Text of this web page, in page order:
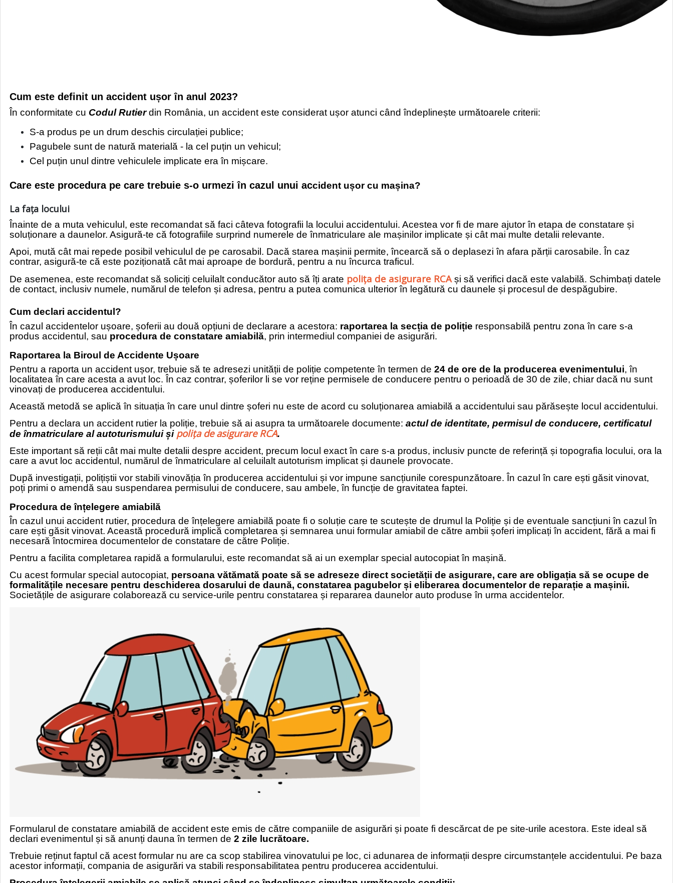
Cum este definit un accident ușor în anul 2023?
În conformitate cu Codul Rutierdin România, un accident este considerat ușor atunci când îndeplinește următoarele criterii:
S-a produs pe un drum deschis circulației publice;
Pagubele sunt de natură materială - la cel puțin un vehicul;
Cel puțin unul dintre vehiculele implicate era în mișcare.
Care este procedura pe care trebuie s-o urmezi în cazul unui accident ușor cu mașina?
La fața locului
Înainte de a muta vehiculul, este recomandat să faci câteva fotografii la locului accidentului. Acestea vor fi de mare ajutor în etapa de constatare și
soluționare a daunelor. Asigură-te că fotografiile surprind numerele de înmatriculare ale mașinilor implicate și cât mai multe detalii relevante.
Apoi, mută cât mai repede posibil vehiculul de pe carosabil. Dacă starea mașinii permite, încearcă să o deplasezi în afara părții carosabile. În caz
contrar, asigură-te că este poziționată cât mai aproape de bordură, pentru a nu încurca traficul.
De asemenea, este recomandat să soliciți celuilalt conducător auto să îți arate polița de asigurare RCAși să verifici dacă este valabilă. Schimbați datele
de contact, inclusiv numele, numărul de telefon și adresa, pentru a putea comunica ulterior în legătură cu daunele și procesul de despăgubire.
Cum declari accidentul?
În cazul accidentelor ușoare, șoferii au două opțiuni de declarare a acestora: raportarea la secția de poliție responsabilă pentru zona în care s-a
produs accidentul, sau procedura de constatare amiabilă, prin intermediul companiei de asigurări.
Raportarea la Biroul de Accidente Ușoare
Pentru a raporta un accident ușor, trebuie să te adresezi unității de poliție competente în termen de 24 de ore de la producerea evenimentului, în
localitatea în care acesta a avut loc. În caz contrar, șoferilor li se vor reține permisele de conducere pentru o perioadă de 30 de zile, chiar dacă nu sunt
vinovați de producerea accidentului.
Această metodă se aplică în situația în care unul dintre șoferi nu este de acord cu soluționarea amiabilă a accidentului sau părăsește locul accidentului.
Pentru a declara un accident rutier la poliție, trebuie să ai asupra ta următoarele documente: actul de identitate, permisul de conducere, certificatul
de înmatriculare al autoturismului și polița de asigurare RCA.
Este important să reții cât mai multe detalii despre accident, precum locul exact în care s-a produs, inclusiv puncte de referință și topografia locului, ora la
care a avut loc accidentul, numărul de înmatriculare al celuilalt autoturism implicat și daunele provocate.
După investigații, polițiștii vor stabili vinovăția în producerea accidentului și vor impune sancțiunile corespunzătoare. În cazul în care ești găsit vinovat,
poți primi o amendă sau suspendarea permisului de conducere, sau ambele, în funcție de gravitatea faptei.
Procedura de înțelegere amiabilă
În cazul unui accident rutier, procedura de înțelegere amiabilă poate fi o soluție care te scutește de drumul la Poliție și de eventuale sancțiuni în cazul în
care ești găsit vinovat. Această procedură implică completarea și semnarea unui formular amiabil de către ambii șoferi implicați în accident, fără a mai fi
necesară întocmirea documentelor de constatare de către Poliție.
Pentru a facilita completarea rapidă a formularului, este recomandat să ai un exemplar special autocopiat în mașină.
Cu acest formular special autocopiat, persoana vătămată poate să se adreseze direct societății de asigurare, care are obligația să se ocupe de
formalitățile necesare pentru deschiderea dosarului de daună, constatarea pagubelor și eliberarea documentelor de reparație a mașinii.
Societățile de asigurare colaborează cu service-urile pentru constatarea și repararea daunelor auto produse în urma accidentelor.
Formularul de constatare amiabilă de accident este emis de către companiile de asigurări și poate fi descărcat de pe site-urile acestora. Este ideal să
declari evenimentul și să anunți dauna în termen de 2 zile lucrătoare.
Trebuie reținut faptul că acest formular nu are ca scop stabilirea vinovatului pe loc, ci adunarea de informații despre circumstanțele accidentului. Pe baza
acestor informații, compania de asigurări va stabili responsabilitatea pentru producerea accidentului.